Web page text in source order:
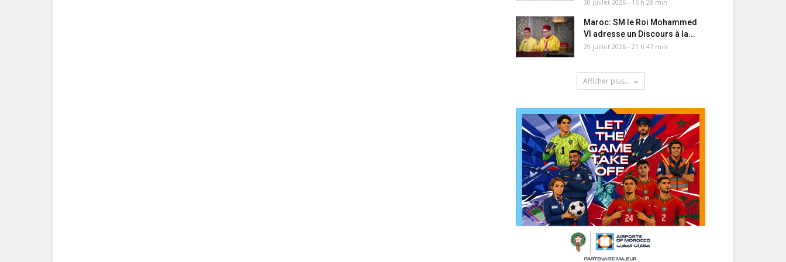
30 juillet 2026 - 16 h 28 min
Maroc: SM le Roi Mohammed
VI adresse un Discours à la...
29 juillet 2026 - 21 h 47 min
Afficher plus...